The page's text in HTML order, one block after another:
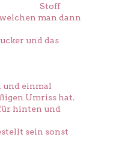
Stoff
man dann
und das
einmal
Umriss hat.
hinten und
sein sonst